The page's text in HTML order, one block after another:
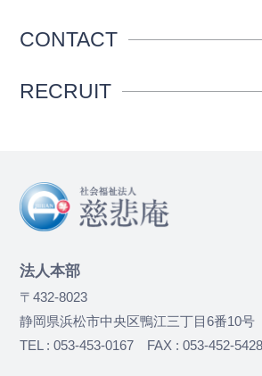
CONTACT
RECRUIT
法人本部
〒432-8023
静岡県浜松市中央区鴨江三丁目6番10号
TEL : 053-453-0167 FAX : 053-452-5428